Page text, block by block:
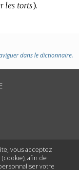
vous acceptez
afin de
votre
les torts).
dans le dictionnaire.